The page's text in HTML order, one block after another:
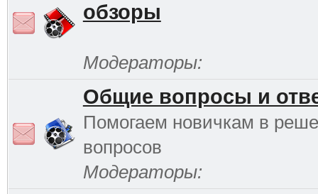
обзоры
Модераторы:
Общие вопросы и
Помогаем новичкам в
вопросов
Модераторы: